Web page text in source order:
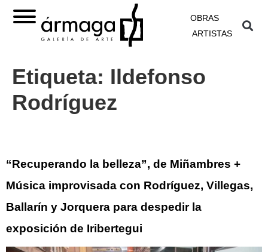
OBRAS
ARTISTAS
Etiqueta: Ildefonso
Rodríguez
“Recuperando la belleza”, de Miñambres +
Música improvisada con Rodríguez, Villegas,
Ballarín y Jorquera para despedir la
exposición de Iribertegui